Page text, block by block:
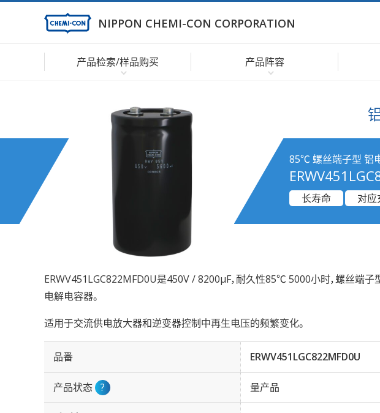
NIPPON CHEMI-CON CORPORATION
产品检索/样品购买 产品阵容
85℃ 螺丝端子型 铝
长寿命
对应
ERWV451LGC822MFD0U是450V / 8200µF，耐久性85℃ 5000小时，螺丝端
电解电容器。
适用于交流供电放大器和逆变器控制中再生电压的频繁变化。
品番 ERWV451LGC822MFD0U
产品状态 ? 量产品